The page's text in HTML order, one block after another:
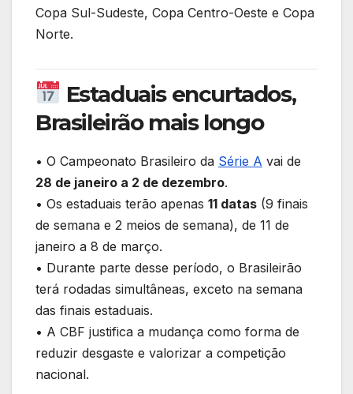
Copa Sul-Sudeste, Copa Centro-Oeste e Copa
Norte.
Estaduais encurtados,
Brasileirão mais longo
• O Campeonato Brasileiro da Série A vai de
28 de janeiro a 2 de dezembro.
• Os estaduais terão apenas 11 datas (9 finais
de semana e 2 meios de semana), de 11 de
janeiro a 8 de março.
• Durante parte desse período, o Brasileirão
terá rodadas simultâneas, exceto na semana
das finais estaduais.
• A CBF justifica a mudança como forma de
reduzir desgaste e valorizar a competição
nacional.